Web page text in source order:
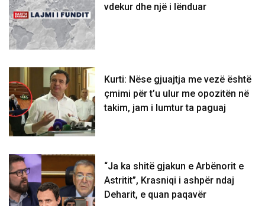
vdekur dhe një i lënduar
Kurti: Nëse gjuajtja me vezë është
çmimi për t’u ulur me opozitën në
takim, jam i lumtur ta paguaj
“Ja ka shitë gjakun e Arbënorit e
Astritit”, Krasniqi i ashpër ndaj
Deharit, e quan paqavër